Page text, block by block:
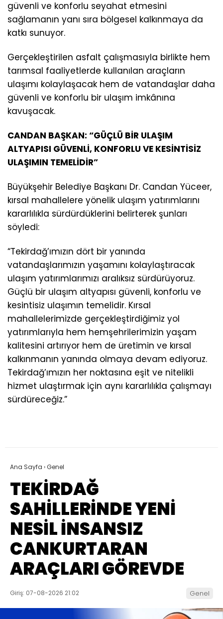
güvenli ve konforlu seyahat etmesini
sağlamanın yanı sıra bölgesel kalkınmaya da
katkı sunuyor.
Gerçekleştirilen asfalt çalışmasıyla birlikte hem
tarımsal faaliyetlerde kullanılan araçların
ulaşımı kolaylaşacak hem de vatandaşlar daha
güvenli ve konforlu bir ulaşım imkânına
kavuşacak.
CANDAN BAŞKAN: “GÜÇLÜ BİR ULAŞIM
ALTYAPISI GÜVENLİ, KONFORLU VE KESİNTİSİZ
ULAŞIMIN TEMELİDİR”
Büyükşehir Belediye Başkanı Dr. Candan Yüceer,
kırsal mahallelere yönelik ulaşım yatırımlarını
kararlılıkla sürdürdüklerini belirterek şunları
söyledi:
“Tekirdağ’ımızın dört bir yanında
vatandaşlarımızın yaşamını kolaylaştıracak
ulaşım yatırımlarımızı aralıksız sürdürüyoruz.
Güçlü bir ulaşım altyapısı güvenli, konforlu ve
kesintisiz ulaşımın temelidir. Kırsal
mahallelerimizde gerçekleştirdiğimiz yol
yatırımlarıyla hem hemşehrilerimizin yaşam
kalitesini artırıyor hem de üretimin ve kırsal
kalkınmanın yanında olmaya devam ediyoruz.
Tekirdağ’ımızın her noktasına eşit ve nitelikli
hizmet ulaştırmak için aynı kararlılıkla çalışmayı
sürdüreceğiz.”
Ana Sayfa ›Genel
TEKİRDAĞ
SAHİLLERİNDE YENİ
NESİL İNSANSIZ
CANKURTARAN
ARAÇLARI GÖREVDE
Giriş: 07-08-2026 21:02 Genel